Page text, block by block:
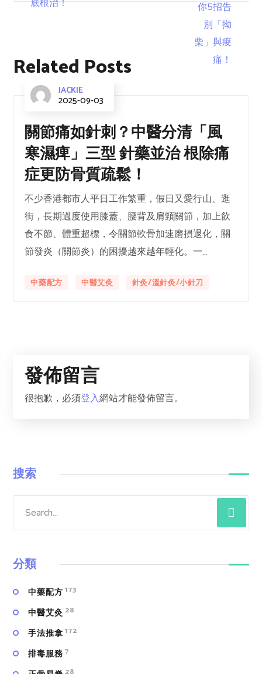
Related Posts
JACKIE
2025-09-03
關節痛如針刺？中醫分清「風
寒濕痺」三型 針藥並治 根除痛
症更防骨質疏鬆！
不少香港都市人平日工作繁重，假日又愛行山、逛
街，長期過度使用膝蓋、腰背及肩頸關節，加上飲
食不節、體重超標，令關節軟骨加速磨損退化，關
節發炎（關節炎）的困擾越來越年輕化。一...
中藥配方 中醫艾灸 針灸/溫針灸/小針刀
發佈留言
很抱歉，必須登入網站才能發佈留言。
搜索
分類
中藥配方 173
中醫艾灸 28
手法推拿 172
排毒服務 7